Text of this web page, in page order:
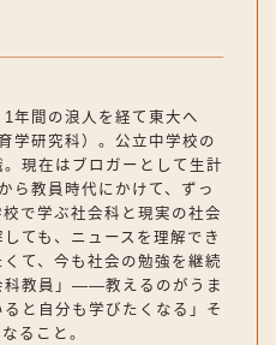
年間の浪人を経て東大へ
学研究科）。公立中学校の
現在はブロガーとして生計
ら教員時代にかけて、ずっ
で学ぶ社会科と現実の社会
ても、ニュースを理解でき
て、今も社会の勉強を継続
科教員」——教えるのがうま
と自分も学びたくなる」そ
ること。